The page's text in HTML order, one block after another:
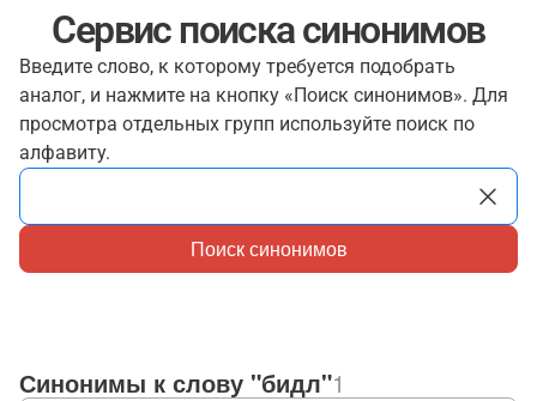
Сервис поиска синонимов
Введите слово, к которому требуется подобрать
аналог, и нажмите на кнопку «Поиск синонимов». Для
просмотра отдельных групп используйте поиск по
алфавиту.
Поиск синонимов
Синонимы к слову "бидл"1